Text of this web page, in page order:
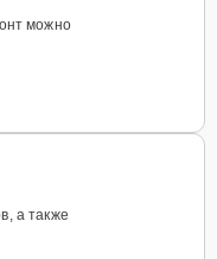
можно
а также